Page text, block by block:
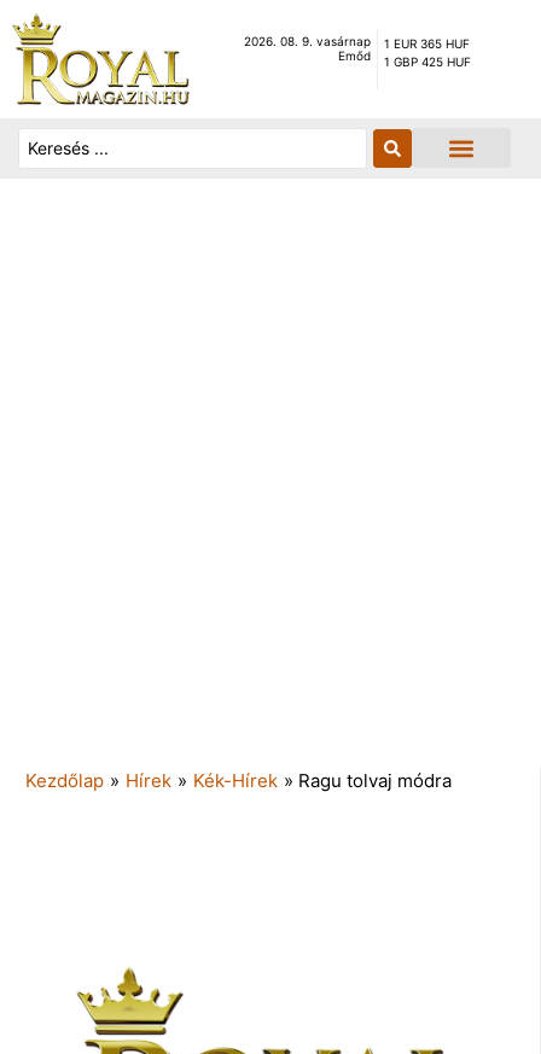
2026. 08. 9. vasárnap
Emőd
1 EUR 365 HUF
1 GBP 425 HUF
Kezdőlap » Hírek » Kék-Hírek » Ragu tolvaj módra